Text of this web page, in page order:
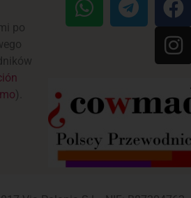
po
).